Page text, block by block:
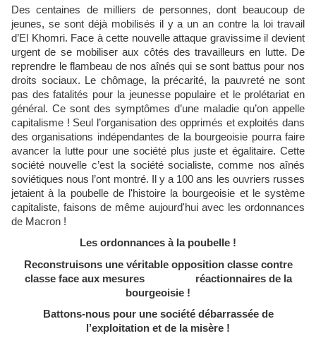
Des centaines de milliers de personnes, dont beaucoup de
jeunes, se sont déjà mobilisés il y a un an contre la loi travail
d’El Khomri. Face à cette nouvelle attaque gravissime il devient
urgent de se mobiliser aux côtés des travailleurs en lutte. De
reprendre le flambeau de nos aînés qui se sont battus pour nos
droits sociaux. Le chômage, la précarité, la pauvreté ne sont
pas des fatalités pour la jeunesse populaire et le prolétariat en
général. Ce sont des symptômes d’une maladie qu’on appelle
capitalisme ! Seul l’organisation des opprimés et exploités dans
des organisations indépendantes de la bourgeoisie pourra faire
avancer la lutte pour une société plus juste et égalitaire. Cette
société nouvelle c’est la société socialiste, comme nos aînés
soviétiques nous l’ont montré. Il y a 100 ans les ouvriers russes
jetaient à la poubelle de l'histoire la bourgeoisie et le système
capitaliste, faisons de même aujourd'hui avec les ordonnances
de Macron !
Les ordonnances à la poubelle !
Reconstruisons une véritable opposition classe contre
classe face aux mesures réactionnaires de la
bourgeoisie !
Battons-nous pour une société débarrassée de
l’exploitation et de la misère !